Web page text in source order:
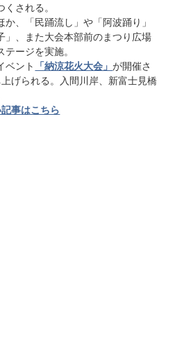
される。
、「民踊流し」や「阿波踊り」
」、また大会本部前のまつり広場
ージを実施。
ベント
「納涼花火大会」が開催さ
げられる。入間川岸、新富士見橋
事はこちら